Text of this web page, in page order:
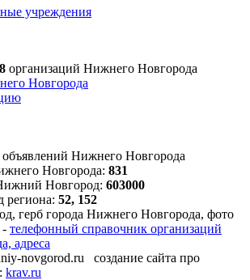
учреждения
организаций Нижнего Новгорода
Новгорода
объявлений Нижнего Новгорода
Новгорода: 831
Новгород: 603000
региона: 52, 152
- телефонный справочник организаций
адреса
novgorod.ru создание сайта про
krav.ru